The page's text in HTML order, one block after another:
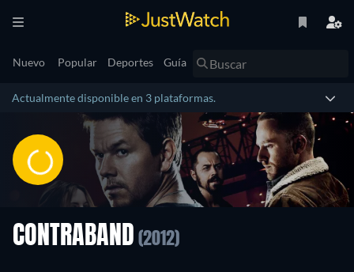
Nuevo Popular Deportes Guía
Actualmente disponible en 3 plataformas.
CONTRABAND (2012)